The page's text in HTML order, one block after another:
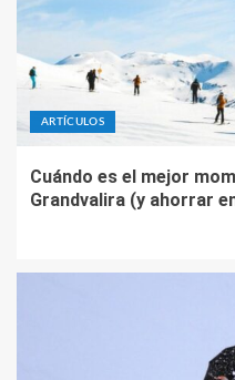
ARTÍCULOS
Cuándo es el mejor
Grandvalira (y ahorrar